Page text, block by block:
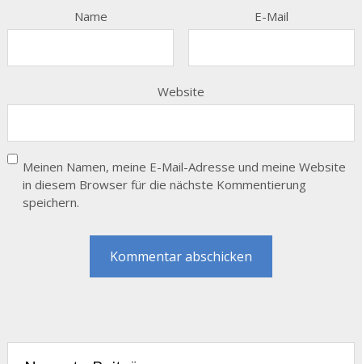
Name E-Mail
Website
Meinen Namen, meine E-Mail-Adresse und meine Website
in diesem Browser für die nächste Kommentierung
speichern.